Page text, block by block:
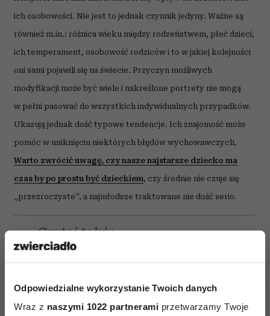
Odpowiedzialne wykorzystanie Twoich danych
Wraz z naszymi 1022 partnerami przetwarzamy Twoje
ich osobowości. Nie jest to jednak czynnik jedyny. Ważne są
również m.in.: różnica wieku między rodzeństwem, płeć dzieci,
ich temperament, osobowość rodziców i to w jakiej kolejności
oni sami pojawili się na świecie. Przyczyn możliwych
modyfikacji może być wiele i nakreślone portrety nie mogą
w pełni pasować do wszystkich indywidualnych przypadków.
Ukazują jednak dość typowe tendencje. Ich znajomość może
pomóc w uniknięciu niektórych błędów wychowawczych.
Warto zwrócić uwagę, czy nasze najstarsze dziecko ma
czas by po prostu być dzieckiem, czy średnie nie czuje się
„przezroczyste”, a najmłodsze traktowane nie dość serio.
Czytaj także